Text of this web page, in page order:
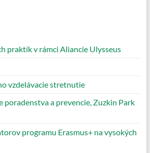
praktík v rámci Aliancie Ulysseus
vzdelávacie stretnutie
poradenstva a prevencie, Zuzkin Park
programu Erasmus+ na vysokých